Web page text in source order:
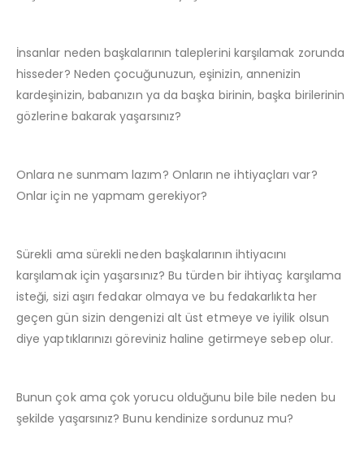
İnsanlar neden başkalarının taleplerini karşılamak zorunda
hisseder? Neden çocuğunuzun, eşinizin, annenizin
kardeşinizin, babanızın ya da başka birinin, başka birilerinin
gözlerine bakarak yaşarsınız?
Onlara ne sunmam lazım? Onların ne ihtiyaçları var?
Onlar için ne yapmam gerekiyor?
Sürekli ama sürekli neden başkalarının ihtiyacını
karşılamak için yaşarsınız? Bu türden bir ihtiyaç karşılama
isteği, sizi aşırı fedakar olmaya ve bu fedakarlıkta her
geçen gün sizin dengenizi alt üst etmeye ve iyilik olsun
diye yaptıklarınızı göreviniz haline getirmeye sebep olur.
Bunun çok ama çok yorucu olduğunu bile bile neden bu
şekilde yaşarsınız? Bunu kendinize sordunuz mu?